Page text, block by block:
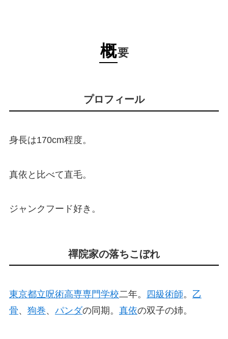
概要
プロフィール
身長は170cm程度。
真依と比べて直毛。
ジャンクフード好き。
禪院家の落ちこぼれ
東京都立呪術高専専門学校二年。 四級術師。 乙
骨、 狗巻、 パンダの同期。 真依の双子の姉。